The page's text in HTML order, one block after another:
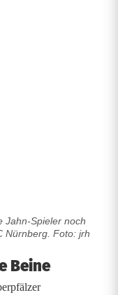
Jahn-Spieler noch
Nürnberg. Foto: jrh
Beine